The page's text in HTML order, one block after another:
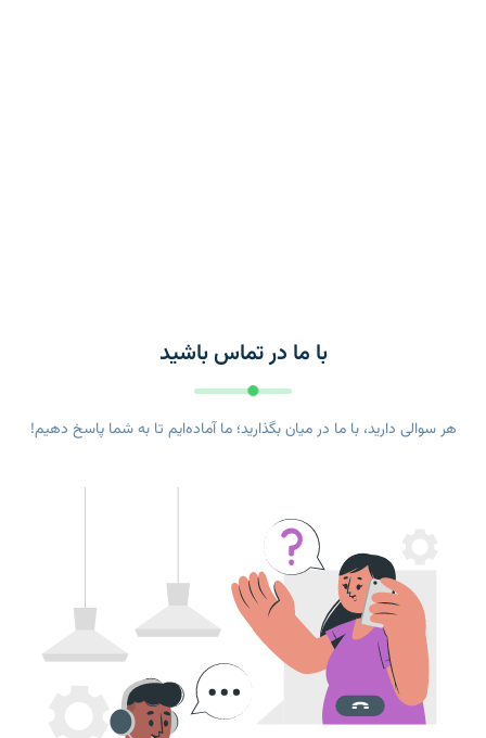
با ما در تماس باشید
هر سوالی دارید، با ما در میان بگذارید؛ ما آماده‌ایم تا به شما پاسخ دهیم!